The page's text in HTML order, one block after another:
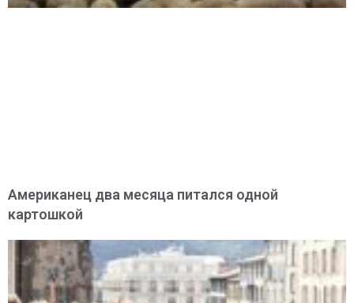
Американец два месяца питался одной
картошкой